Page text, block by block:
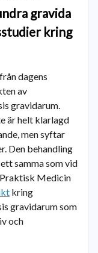
gravida
kring
dagens
av
gravidarum.
är helt klarlagd
men syftar
Den behandling
samma som vid
Medicin
kring
gravidarum som
och